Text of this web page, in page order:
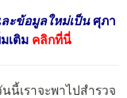
ะข้อมูลใหม่เป็นศุภา
เติม คลิกที่นี่
นี้เราจะพาไปสำรวจ